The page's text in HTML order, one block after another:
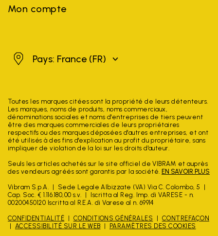
Mon compte
FrancePays: France (FR)
Toutes les marques citées sont la propriété de leurs détenteurs.
Les marques, noms de produits, noms commerciaux,
dénominations sociales et noms d'entreprises de tiers peuvent
être des marques commerciales de leurs propriétaires
respectifs ou des marques déposées d'autres entreprises, et ont
été utilisés à des fins d'explication au profit du propriétaire, sans
impliquer de violation de la loi sur les droits d'auteur.
Seuls les articles achetés sur le site officiel de VIBRAM et auprès
des vendeurs agréés sont garantis par la société. EN SAVOIR PLUS
Vibram S.p.A.
Sede Legale Albizzate (VA) Via C. Colombo, 5
Cap. Soc. € 1.116.180,00 s.v.
Iscritta al Reg. Imp. di VARESE - n.
00200450120 Iscritta al R.E.A. di Varese al n. 69914
CONFIDENTIALITÉ CONDITIONS GÉNÉRALES
CONTREFAÇON
ACCESSIBILITÉ SUR LE WEB
PARAMÈTRES DES COOKIES